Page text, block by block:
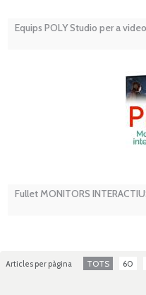
Equips POLY Studio per a
Fullet MONITORS
Articles per pàgina TOTS 60